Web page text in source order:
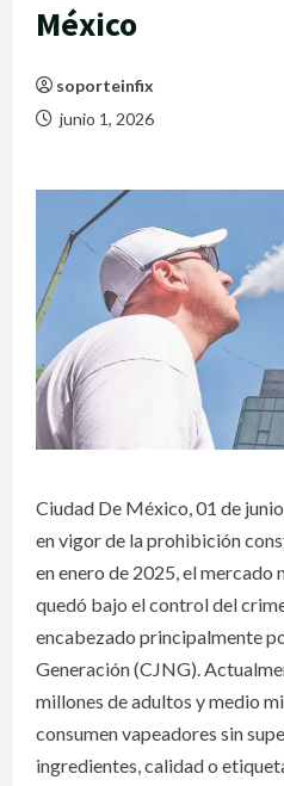
México
soporteinfix
junio 1, 2026
Ciudad De México, 01 de
en vigor de la prohibición
en enero de 2025, el
quedó bajo el control del
encabezado principalmente
Generación (CJNG).
millones de adultos y medio
consumen vapeadores sin
ingredientes, calidad o